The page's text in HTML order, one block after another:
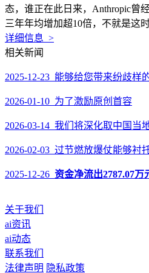
态，谁正在此日来，Anthropic曾
三年年均增加超10倍，不就是这
详细信息 >
相关新闻
2025-12-23 能够给您带来纷歧样
2026-01-10 为了激励原创首容
2026-03-14 我们将深化取中国当
2026-02-03 过节燃放爆仗能够衬
2025-12-26 资金净流出2787.07万
关于我们
ai资讯
ai动态
联系我们
法律声明 隐私政策